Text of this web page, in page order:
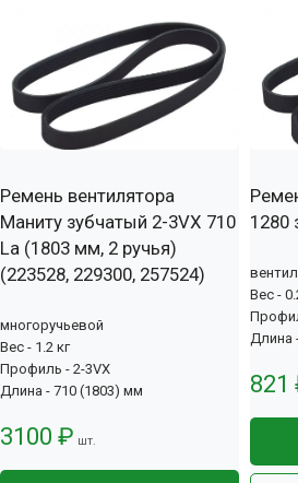
Ремень вентилятора
Маниту зубчатый 2-3VX 710
La (1803 мм, 2 ручья)
(223528, 229300, 257524)
многоручьевой
Вес - 1.2 кг
Профиль - 2-3VX
Длина - 710 (1803) мм
3100 ₽ шт.
1280
Вес -
Длина
821